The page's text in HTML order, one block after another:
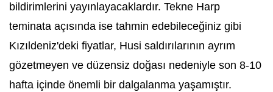
bildirimlerini yayınlayacaklardır. Tekne Harp
teminata açısında ise tahmin edebileceğiniz gibi
Kızıldeniz'deki fiyatlar, Husi saldırılarının ayrım
gözetmeyen ve düzensiz doğası nedeniyle son 8-10
hafta içinde önemli bir dalgalanma yaşamıştır.